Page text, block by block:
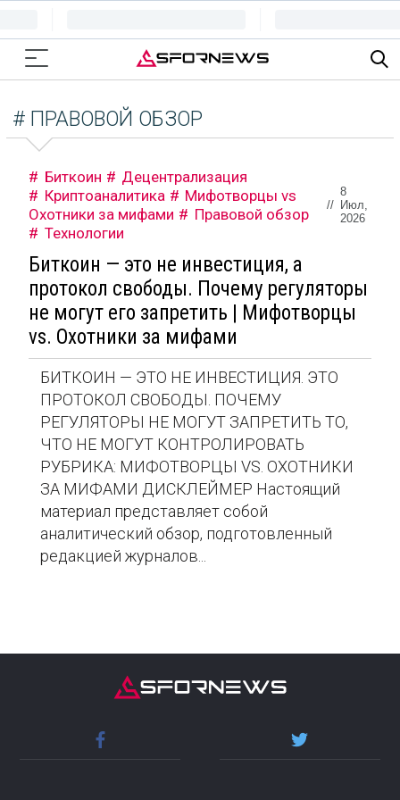
# ПРАВОВОЙ ОБЗОР
Биткоин
Децентрализация
Криптоаналитика
Мифотворцы vs
Охотники за мифами
Правовой обзор
Технологии
//
8
Июл,
2026
Биткоин — это не инвестиция, а
протокол свободы. Почему регуляторы
не могут его запретить | Мифотворцы
vs. Охотники за мифами
БИТКОИН — ЭТО НЕ ИНВЕСТИЦИЯ. ЭТО
ПРОТОКОЛ СВОБОДЫ. ПОЧЕМУ
РЕГУЛЯТОРЫ НЕ МОГУТ ЗАПРЕТИТЬ ТО,
ЧТО НЕ МОГУТ КОНТРОЛИРОВАТЬ
РУБРИКА: МИФОТВОРЦЫ VS. ОХОТНИКИ
ЗА МИФАМИ ДИСКЛЕЙМЕР Настоящий
материал представляет собой
аналитический обзор, подготовленный
редакцией журналов...